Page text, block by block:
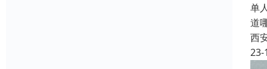
单
道
西
23-